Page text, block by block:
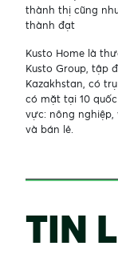
thành thị cũng
thành đạt
Kusto Home là
Kusto Group, tập
Kazakhstan, có
có mặt tại 10
vực: nông nghiệp,
và bán lẻ.
TIN